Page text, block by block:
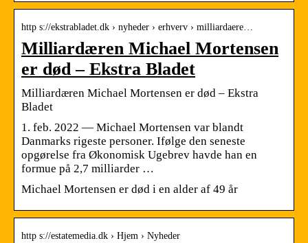
http s://ekstrabladet.dk › nyheder › erhverv › milliardaere…
Milliardæren Michael Mortensen
er død – Ekstra Bladet
Milliardæren Michael Mortensen er død – Ekstra
Bladet
1. feb. 2022 — Michael Mortensen var blandt
Danmarks rigeste personer. Ifølge den seneste
opgørelse fra Økonomisk Ugebrev havde han en
formue på 2,7 milliarder …
Michael Mortensen er død i en alder af 49 år
http s://estatemedia.dk › Hjem › Nyheder